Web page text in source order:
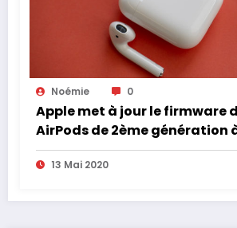
Noémie 0
Apple met à jour le firmware
AirPods de 2ème génération
version 2D15
13 Mai 2020